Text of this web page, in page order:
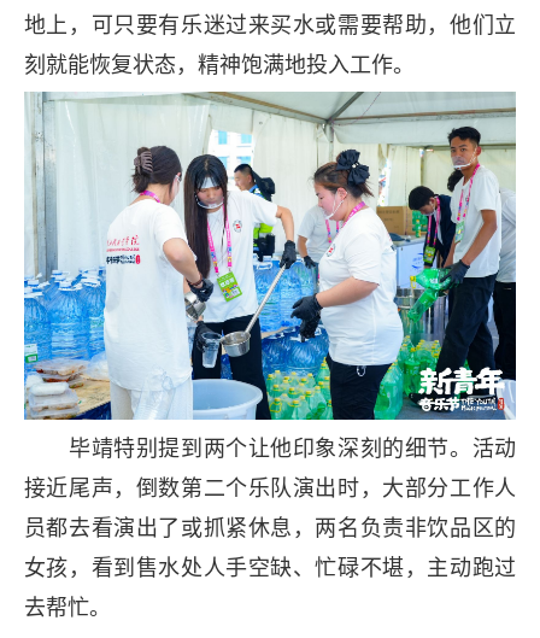
地上，可只要有乐迷过来买水或需要帮助，他们立
刻就能恢复状态，精神饱满地投入工作。
毕靖特别提到两个让他印象深刻的细节。活动
接近尾声，倒数第二个乐队演出时，大部分工作人
员都去看演出了或抓紧休息，两名负责非饮品区的
女孩，看到售水处人手空缺、忙碌不堪，主动跑过
去帮忙。